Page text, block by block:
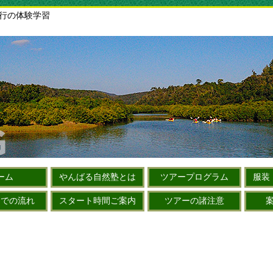
の体験学習
ム やんばる自然塾とは ツアープログラム 服装
の流れ スタート時間ご案内 ツアーの諸注意